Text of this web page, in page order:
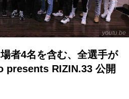
youtu.be
者4名を含む、全選手が
presents RIZIN.33 公開